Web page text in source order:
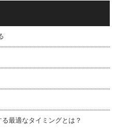
最適なタイミングとは？